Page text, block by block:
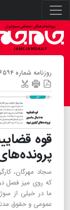
روزنامه شماره ۶۵۹۴
قوه
سجاد مهرگان،
که روی میز فصل
‌ما در خیلی از
عمومی و حقوق